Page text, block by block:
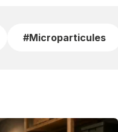
#Microparticules